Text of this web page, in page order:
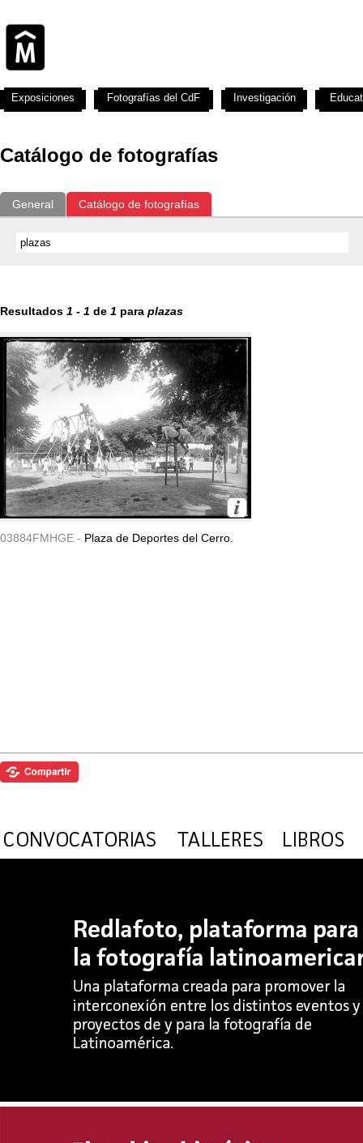
Catálogo de fotografías
General Catálogo de fotografías
Resultados 1 - 1 de 1 para plazas
03884FMHGE - Plaza de Deportes del Cerro.
Exposiciones Fotografías del CdF Investigación